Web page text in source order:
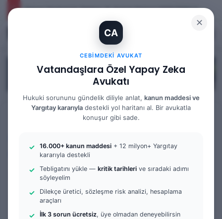
✕
CA
CEBIMDEKI AVUKAT
Vatandaşlara Özel Yapay Zeka
Avukatı
Hukuki sorununu gündelik diliyle anlat, kanun maddesi ve
Yargıtay kararıyla destekli yol haritanı al. Bir avukatla
konuşur gibi sade.
16.000+ kanun maddesi + 12 milyon+ Yargıtay
kararıyla destekli
Tebligatını yükle — kritik tarihleri ve sıradaki adımı
söyleyelim
Dilekçe üretici, sözleşme risk analizi, hesaplama
araçları
İlk 3 sorun ücretsiz, üye olmadan deneyebilirsin
İhtiyaç Nedeniyle Tahliye: 9. Hukuk Dairesi 2025/7083 K.
Tüm Yazılar
Örnek Dilekçe & Rehber
HAGB (Hükmün
Açıklanmasının Geri
Bırakılması) Nedir ve Nasıl